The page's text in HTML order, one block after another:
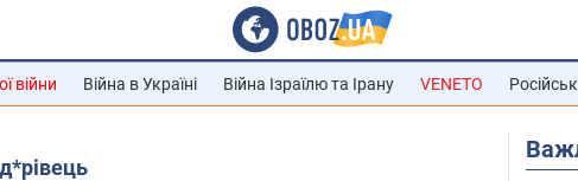
війни Війна в Україні Війна Ізраїлю та Ірану VENETO